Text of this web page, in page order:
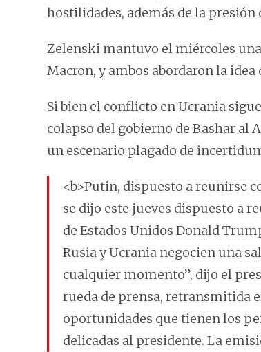
hostilidades, además de la presión
Zelenski mantuvo el miércoles
Macron, y ambos abordaron la
Si bien el conflicto en Ucrania
colapso del gobierno de Bashar al
un escenario plagado de
<b>Putin, dispuesto a reunirse
se dijo este jueves dispuesto a
de Estados Unidos Donald
Rusia y Ucrania negocien una
cualquier momento”, dijo el
rueda de prensa, retransmitida
oportunidades que tienen los
delicadas al presidente. La